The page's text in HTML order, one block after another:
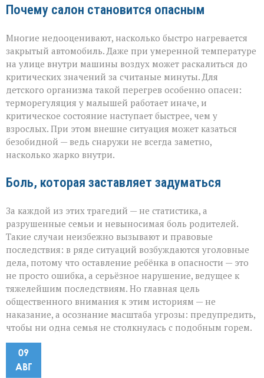
Почему салон становится опасным
Многие недооценивают, насколько быстро нагревается
закрытый автомобиль. Даже при умеренной температуре
на улице внутри машины воздух может раскалиться до
критических значений за считаные минуты. Для
детского организма такой перегрев особенно опасен:
терморегуляция у малышей работает иначе, и
критическое состояние наступает быстрее, чем у
взрослых. При этом внешне ситуация может казаться
безобидной — ведь снаружи не всегда заметно,
насколько жарко внутри.
Боль, которая заставляет задуматься
За каждой из этих трагедий — не статистика, а
разрушенные семьи и невыносимая боль родителей.
Такие случаи неизбежно вызывают и правовые
последствия: в ряде ситуаций возбуждаются уголовные
дела, потому что оставление ребёнка в опасности — это
не просто ошибка, а серьёзное нарушение, ведущее к
тяжелейшим последствиям. Но главная цель
общественного внимания к этим историям — не
наказание, а осознание масштаба угрозы: предупредить,
чтобы ни одна семья не столкнулась с подобным горем.
09
АВГ